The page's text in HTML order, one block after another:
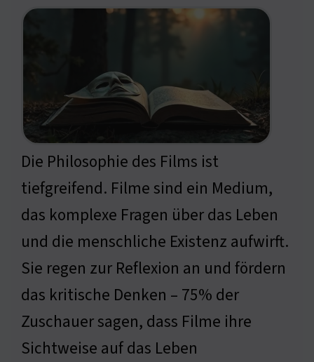
Die Philosophie des Films ist
tiefgreifend. Filme sind ein Medium,
das komplexe Fragen über das Leben
und die menschliche Existenz aufwirft.
Sie regen zur Reflexion an und fördern
das kritische Denken – 75% der
Zuschauer sagen, dass Filme ihre
Sichtweise auf das Leben